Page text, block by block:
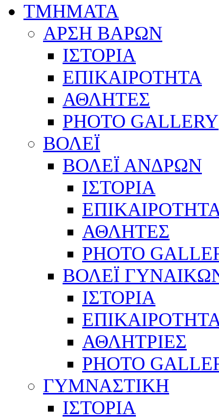
ΤΜΗΜΑΤΑ
ΑΡΣΗ ΒΑΡΩΝ
ΙΣΤΟΡΙΑ
ΕΠΙΚΑΙΡΟΤΗΤΑ
ΑΘΛΗΤΕΣ
PHOTO GALLERY
ΒΟΛΕΪ
ΒΟΛΕΪ ΑΝΔΡΩΝ
ΙΣΤΟΡΙΑ
ΑΘΛΗΤΕΣ
PHOTO
ΒΟΛΕΪ
ΙΣΤΟΡΙΑ
ΑΘΛΗΤΡΙΕΣ
PHOTO
ΓΥΜΝΑΣΤΙΚΗ
ΙΣΤΟΡΙΑ